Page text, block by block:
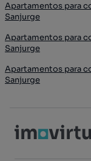
Apartamentos para
Sanjurge
Apartamentos para
Sanjurge
Apartamentos para
Sanjurge